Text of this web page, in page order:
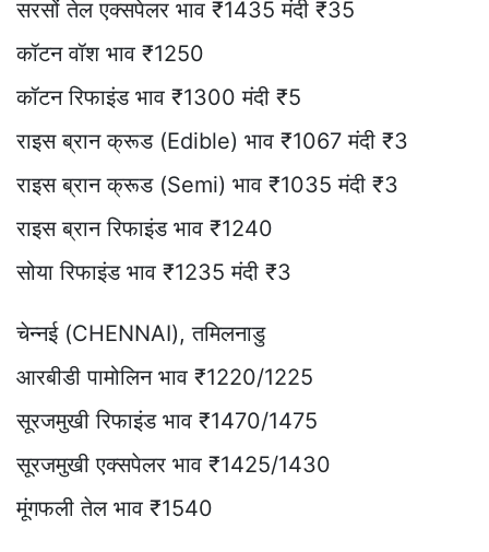
सरसों तेल एक्सपेलर भाव ₹1435 मंदी ₹35
कॉटन वॉश भाव ₹1250
कॉटन रिफाइंड भाव ₹1300 मंदी ₹5
राइस ब्रान क्रूड (Edible) भाव ₹1067 मंदी ₹3
राइस ब्रान क्रूड (Semi) भाव ₹1035 मंदी ₹3
राइस ब्रान रिफाइंड भाव ₹1240
सोया रिफाइंड भाव ₹1235 मंदी ₹3
चेन्नई (CHENNAI), तमिलनाडु
आरबीडी पामोलिन भाव ₹1220/1225
सूरजमुखी रिफाइंड भाव ₹1470/1475
सूरजमुखी एक्सपेलर भाव ₹1425/1430
मूंगफली तेल भाव ₹1540